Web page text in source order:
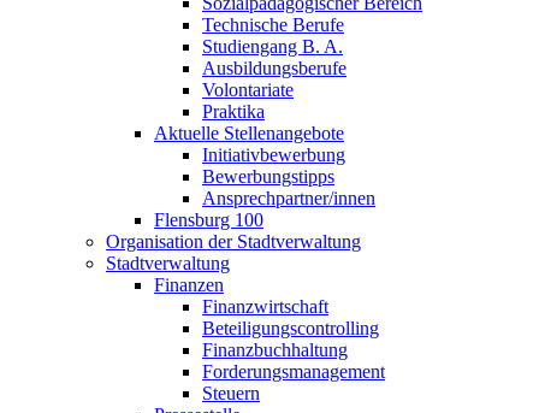
Technische Berufe
Studiengang B. A.
Ausbildungsberufe
Volontariate
Praktika
Aktuelle Stellenangebote
Initiativbewerbung
Bewerbungstipps
Ansprechpartner/innen
Flensburg 100
Organisation der Stadtverwaltung
Stadtverwaltung
Finanzen
Finanzwirtschaft
Beteiligungscontrolling
Finanzbuchhaltung
Forderungsmanagement
Steuern